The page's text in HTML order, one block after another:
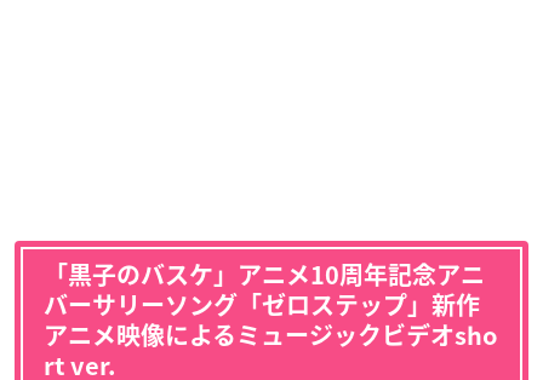
「黒子のバスケ」アニメ10周年記念アニ
バーサリーソング「ゼロステップ」新作
アニメ映像によるミュージックビデオsho
rt ver.